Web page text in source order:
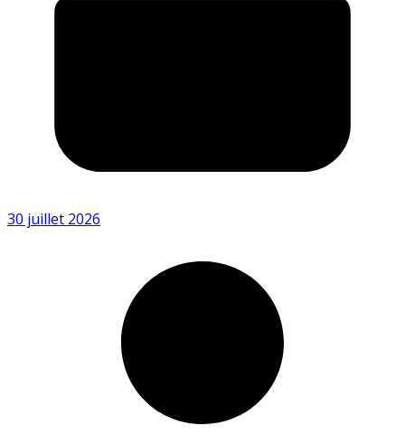
30 juillet 2026